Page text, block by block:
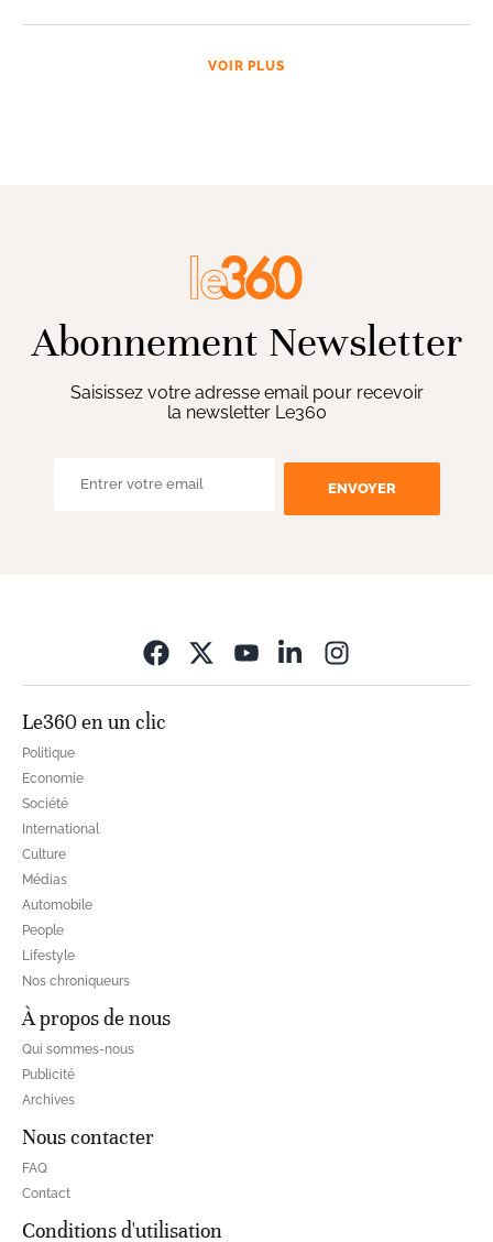
VOIR PLUS
Abonnement Newsletter
Saisissez votre adresse email pour recevoir
la newsletter Le360
ENVOYER
Le360 en un clic
Politique
Economie
Société
International
Culture
Médias
Automobile
People
Lifestyle
Nos chroniqueurs
À propos de nous
Qui sommes-nous
Publicité
Archives
Nous contacter
FAQ
Contact
Conditions d'utilisation